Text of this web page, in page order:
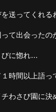
を送ってくれ
て出会ったの
びに惚れ…
時間以上語
わさび園に決